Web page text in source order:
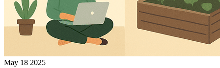
May 18 2025